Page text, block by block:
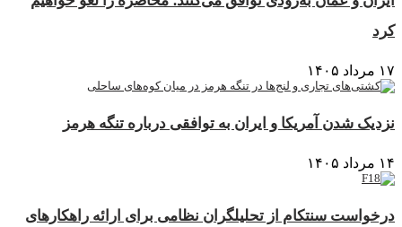
کرد
۱۷ مرداد ۱۴۰۵
نزدیک شدن آمریکا و ایران به توافقی درباره تنگه هرمز
۱۴ مرداد ۱۴۰۵
درخواست سنتکام از تحلیلگران نظامی برای ارائه راهکارهای